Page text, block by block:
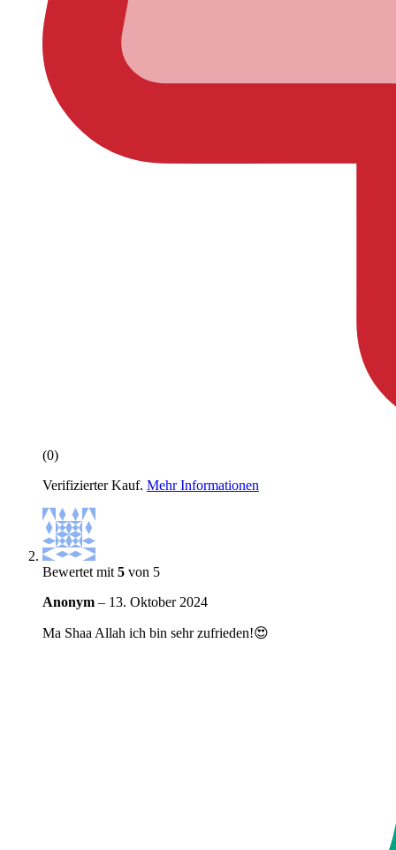
(0)
Verifizierter Kauf. Mehr Informationen
Bewertet mit 5 von 5
Anonym – 13. Oktober 2024
Ma Shaa Allah ich bin sehr zufrieden!😍